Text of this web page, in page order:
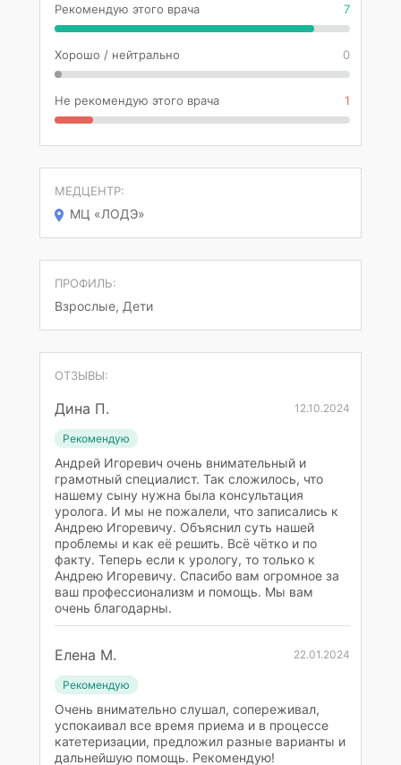
Рекомендую этого врача 7
Хорошо / нейтрально 0
Не рекомендую этого врача 1
МЕДЦЕНТР:
МЦ «ЛОДЭ»
ПРОФИЛЬ:
Взрослые, Дети
ОТЗЫВЫ:
Дина П. 12.10.2024
Рекомендую
Андрей Игоревич очень внимательный и
грамотный специалист. Так сложилось, что
нашему сыну нужна была консультация
уролога. И мы не пожалели, что записались к
Андрею Игоревичу. Объяснил суть нашей
проблемы и как её решить. Всё чётко и по
факту. Теперь если к урологу, то только к
Андрею Игоревичу. Спасибо вам огромное за
ваш профессионализм и помощь. Мы вам
очень благодарны.
Елена М. 22.01.2024
Рекомендую
Очень внимательно слушал, сопереживал,
успокаивал все время приема и в процессе
катетеризации, предложил разные варианты и
дальнейшую помощь. Рекомендую!